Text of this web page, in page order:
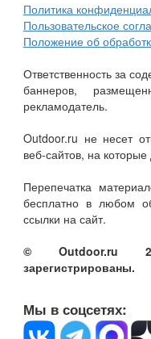
Политика
Пользовательское
Положение об
Ответственность за
баннеров,
рекламодатель.
Outdoor.ru не несет
веб-сайтов, на
Перепечатка
бесплатно в любом
ссылки на сайт.
© Outdoor.ru
зарегистрированы.
Мы в соцсетях: